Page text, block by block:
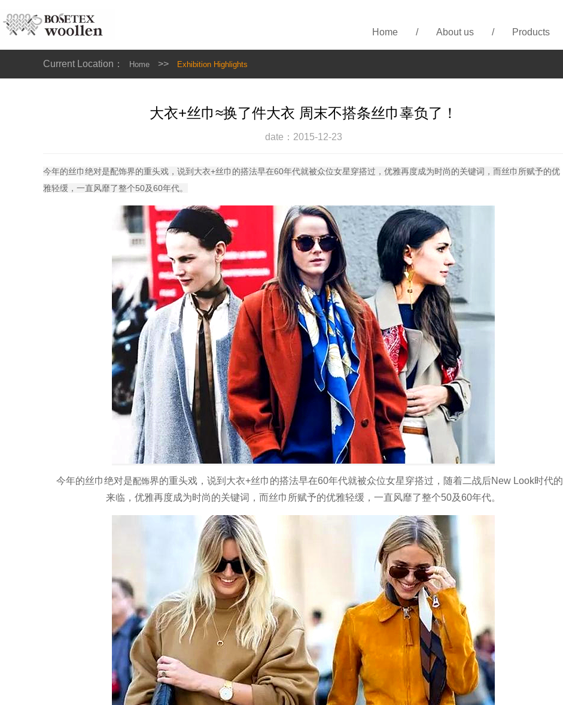
Home / About us / Products
Current Location： Home >> Exhibition Highlights
大衣+丝巾≈换了件大衣 周末不搭条丝巾辜负了！
date：2015-12-23
今年的丝巾绝对是配饰界的重头戏，说到大衣+丝巾的搭法早在60年代就被众位女星穿搭过，优雅再度成为时尚的关键词，而丝巾所赋予的优
雅轻缓，一直风靡了整个50及60年代。
今年的丝巾绝对是配饰界的重头戏，说到大衣+丝巾的搭法早在60年代就被众位女星穿搭过，随着二战后New Look时代的
来临，优雅再度成为时尚的关键词，而丝巾所赋予的优雅轻缓，一直风靡了整个50及60年代。